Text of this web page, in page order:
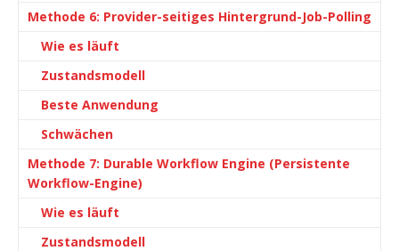
Methode 6: Provider-seitiges Hintergrund-Job-Polling
Wie es läuft
Zustandsmodell
Beste Anwendung
Schwächen
Methode 7: Durable Workflow Engine (Persistente
Workflow-Engine)
Wie es läuft
Zustandsmodell